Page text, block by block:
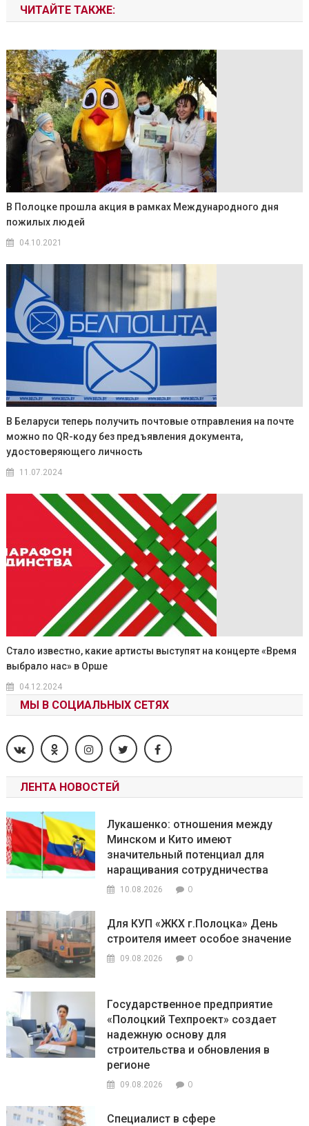
ЧИТАЙТЕ ТАКЖЕ:
В Полоцке прошла акция в рамках Международного дня
пожилых людей
04.10.2021
В Беларуси теперь получить почтовые отправления на почте
можно по QR-коду без предъявления документа,
удостоверяющего личность
11.07.2024
Стало известно, какие артисты выступят на концерте «Время
выбрало нас» в Орше
04.12.2024
МЫ В СОЦИАЛЬНЫХ СЕТЯХ
ЛЕНТА НОВОСТЕЙ
Лукашенко: отношения между
Минском и Кито имеют
значительный потенциал для
наращивания сотрудничества
10.08.2026 0
Для КУП «ЖКХ г.Полоцка» День
строителя имеет особое значение
09.08.2026 0
Государственное предприятие
«Полоцкий Техпроект» создает
надежную основу для
строительства и обновления в
регионе
09.08.2026 0
Специалист в сфере